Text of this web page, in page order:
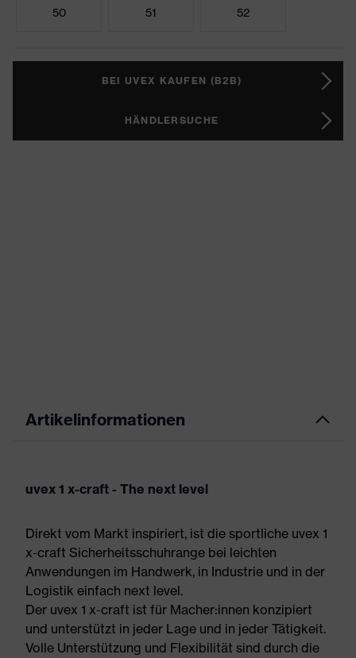
50 51 52
BEI UVEX KAUFEN (B2B)
HÄNDLERSUCHE
Artikelinformationen
uvex 1 x-craft - The next level
Direkt vom Markt inspiriert, ist die sportliche uvex 1
x-craft Sicherheitsschuhrange bei leichten
Anwendungen im Handwerk, in Industrie und in der
Logistik einfach next level.
Der uvex 1 x-craft ist für Macher:innen konzipiert
und unterstützt in jeder Lage und in jeder Tätigkeit.
Volle Unterstützung und Flexibilität sind durch die